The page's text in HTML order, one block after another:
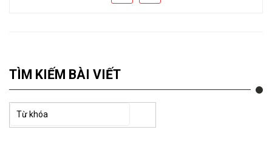
TÌM KIẾM BÀI VIẾT